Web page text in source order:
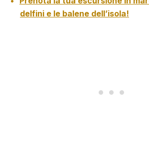
delfini e le balene dell’isola!